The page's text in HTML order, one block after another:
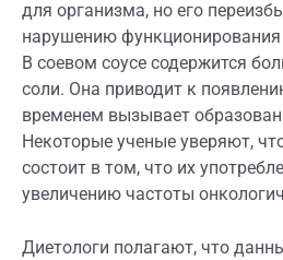
для организма, но его
нарушению
В соевом соусе содержится
соли. Она приводит к
временем вызывает
Некоторые ученые уверяют,
состоит в том, что их
увеличению частоты
Диетологи полагают, что